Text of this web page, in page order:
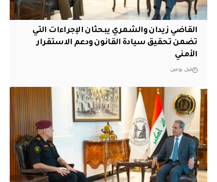
القاضي زيدان والشمري يبحثان الإجراءات التي
تضمن تحقيق سيادة القانون ودعم الاستقرار
الأمني
قبل يومين